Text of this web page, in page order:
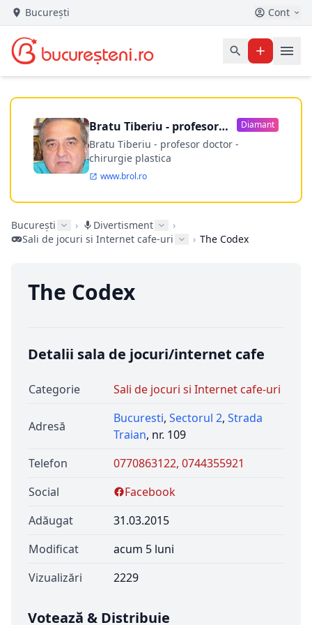
București Cont
Bratu Tiberiu - profesor
doctor
Diamant
Bratu Tiberiu - profesor doctor -
chirurgie plastica
www.brol.ro
București › Divertisment
›
Sali de jocuri si Internet cafe-uri
› The Codex
The Codex
Detalii sala de jocuri/internet cafe
Categorie Sali de jocuri si Internet cafe-uri
Adresă
Bucuresti, Sectorul 2, Strada
Traian, nr. 109
Telefon
0770863122, 0744355921
Social
Facebook
Adăugat
31.03.2015
Modificat
acum 5 luni
Vizualizări
2229
Votează & Distribuie